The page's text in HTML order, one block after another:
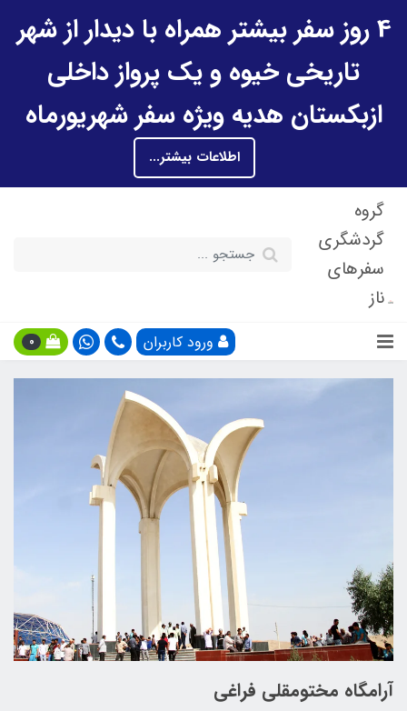
4 روز سفر بیشتر همراه با دیدار از شهر
تاریخی خیوه و یک پرواز داخلی
ازبکستان هدیه ویژه سفر شهریورماه
اطلاعات بیشتر...
گروه
گردشگری
سفرهای
ناز
ورود کاربران 0
آرامگاه مختومقلی فراغی